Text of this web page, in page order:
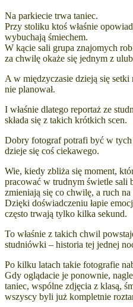
Na parkiecie trwa taniec.
Przy stoliku ktoś właśnie
wybuchają śmiechem.
W kącie sali grupa znajomych
za chwilę okaże się jednym z
A w międzyczasie dzieją się
nie planował.
I właśnie dlatego reportaż ze
składa się z takich krótkich scen.
Dobry fotograf potrafi być w tych
dzieje się coś ciekawego.
Wie, kiedy zbliża się moment,
pracować w trudnym świetle sali
zmieniają się co chwilę, a ruch
Dzięki doświadczeniu łapie
często trwają tylko kilka sekund.
To właśnie z takich chwil
studniówki – historia tej jednej
Po kilku latach takie fotografie
Gdy oglądacie je ponownie,
taniec, wspólne zdjęcia z klasą,
wszyscy byli już kompletnie